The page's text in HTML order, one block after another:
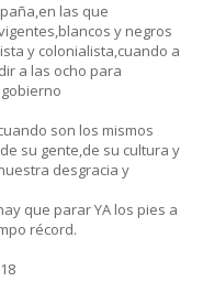
las que
y negros
y colonialista,cuando a
a las ocho para
son los mismos
su gente,de su cultura y
desgracia y
que parar YA los pies a
récord.